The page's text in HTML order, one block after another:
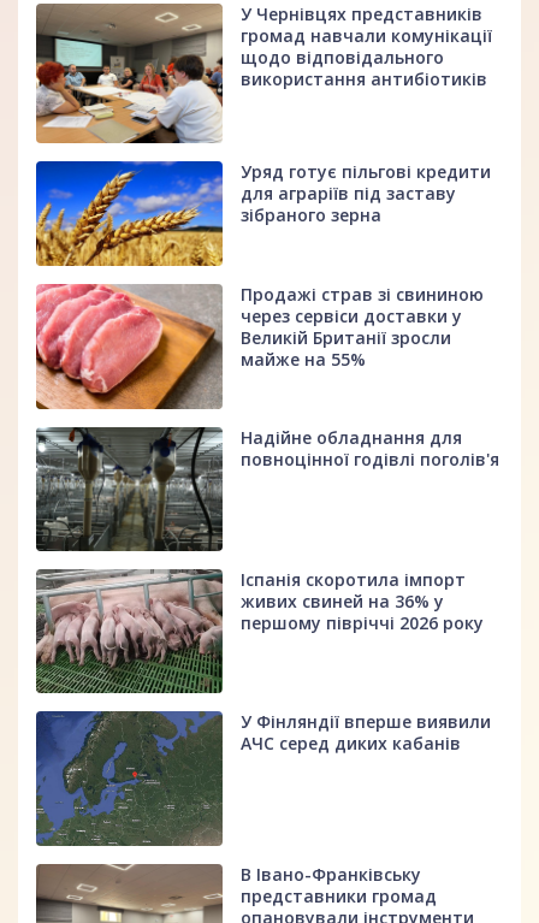
У Чернівцях представників
громад навчали комунікації
щодо відповідального
використання антибіотиків
Уряд готує пільгові кредити
для аграріїв під заставу
зібраного зерна
Продажі страв зі свининою
через сервіси доставки у
Великій Британії зросли
майже на 55%
Надійне обладнання для
повноцінної годівлі поголів'я
Іспанія скоротила імпорт
живих свиней на 36% у
першому півріччі 2026 року
У Фінляндії вперше виявили
АЧС серед диких кабанів
В Івано-Франківську
представники громад
опановували інструменти